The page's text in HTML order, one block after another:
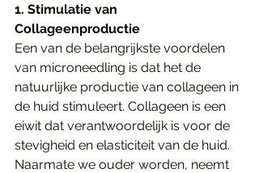
1. Stimulatie van
Collageenproductie
Een van de belangrijkste voordelen
van microneedling is dat het de
natuurlijke productie van collageen in
de huid stimuleert. Collageen is een
eiwit dat verantwoordelijk is voor de
stevigheid en elasticiteit van de huid.
Naarmate we ouder worden, neemt